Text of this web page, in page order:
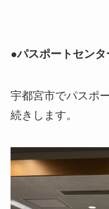
●パスポートセンタ
宇都宮市でパスポ
続きします。